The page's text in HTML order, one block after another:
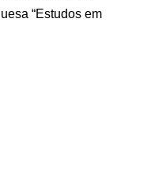
“Estudos em